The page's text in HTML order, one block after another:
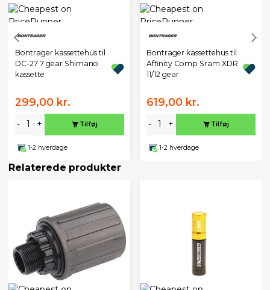
Bontrager kassettehus til
DC-27 7 gear Shimano
kassette
299,00 kr.
- + Tilføj
1-2 hverdage
Bontrager kassettehus til
Affinity Comp Sram XDR
11/12 gear
619,00 kr.
- + Tilføj
1-2 hverdage
Relaterede produkter